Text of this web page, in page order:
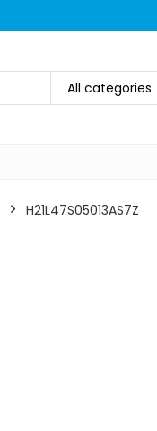
All categories
H21L47S05013AS7Z